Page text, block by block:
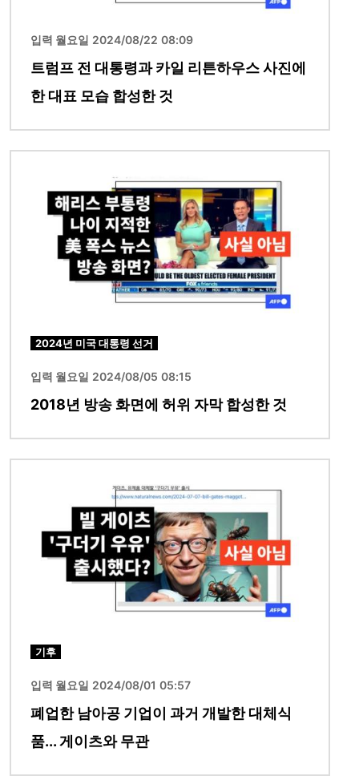
입력 월요일 2024/08/22 08:09
트럼프 전 대통령과 카일 리튼하우스 사진에
한 대표 모습 합성한 것
2024년 미국 대통령 선거
입력 월요일 2024/08/05 08:15
2018년 방송 화면에 허위 자막 합성한 것
기후
입력 월요일 2024/08/01 05:57
폐업한 남아공 기업이 과거 개발한 대체식
품... 게이츠와 무관